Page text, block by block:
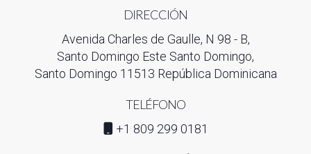
DIRECCIÓN
Avenida Charles de Gaulle, N 98 - B,
Santo Domingo Este Santo Domingo,
Santo Domingo 11513 República Dominicana
TELÉFONO
+1 809 299 0181